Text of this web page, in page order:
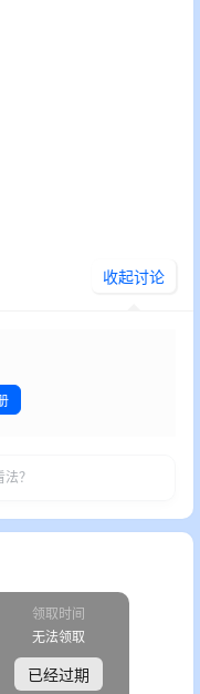
收起讨论
？
领取时间
无法领取
已经过期